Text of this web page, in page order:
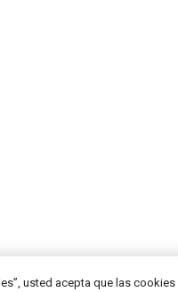
usted acepta que las cookies